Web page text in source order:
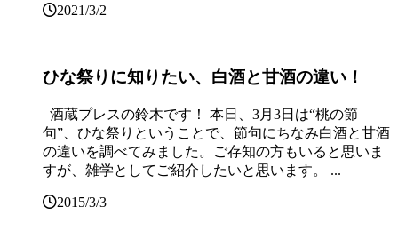
2021/3/2
ひな祭りに知りたい、白酒と甘酒の違い！
酒蔵プレスの鈴木です！ 本日、3月3日は“桃の節
句”、ひな祭りということで、節句にちなみ白酒と甘酒
の違いを調べてみました。ご存知の方もいると思いま
すが、雑学としてご紹介したいと思います。 ...
2015/3/3